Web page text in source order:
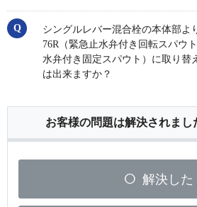
シングルレバー混合栓の本体部よ
76R（緊急止水弁付き回転スパウ
水弁付き固定スパウト）に取り替
は出来ますか？
お客様の問題は解決されまし
解決した